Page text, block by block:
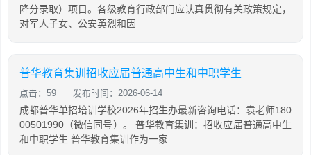
降分录取）项目。各级教育行政部门应认真贯彻有关政策规定，
对军人子女、公安英烈和因
普华教育集训招收应届普通高中生和中职学生
点击：59 发布时间：2026-06-14
成都普华单招培训学校2026年招生办最新咨询电话：袁老师180
00501990（微信同号）。 普华教育集训：招收应届普通高中生
和中职学生 普华教育集训作为一家